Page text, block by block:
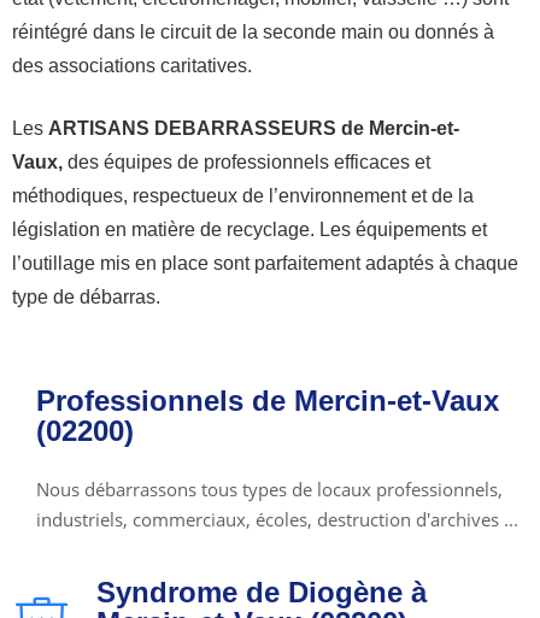
réintégré dans le circuit de la seconde main ou donnés à
des associations caritatives.
Les ARTISANS DEBARRASSEURS de Mercin-et-
Vaux, des équipes de professionnels efficaces et
méthodiques, respectueux de l’environnement et de la
législation en matière de recyclage. Les équipements et
l’outillage mis en place sont parfaitement adaptés à chaque
type de débarras.
Professionnels de Mercin-et-Vaux
(02200)
Nous débarrassons tous types de locaux professionnels,
industriels, commerciaux, écoles, destruction d'archives ...
Syndrome de Diogène à